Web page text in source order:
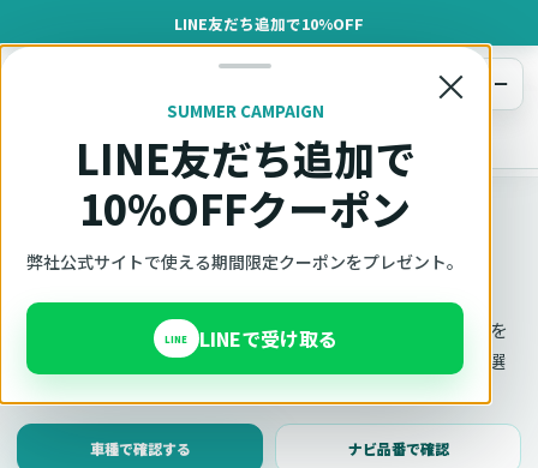
LINE友だち追加で10%OFF
×
SUMMER CAMPAIGN
LINE友だち追加で
10%OFFクーポン
弊社公式サイトで使える期間限定クーポンをプレゼント。
LINE LINEで受け取る
オットキャスト
メニュー
車種適合確認
車種適合確認
車種と年式で適合確認
Ottocast（オットキャスト）の対応製品、条件、注意事項を
このページ内で見られます。 迷った場合は、車種と年式を選
車種で確認する ナビ品番で確認